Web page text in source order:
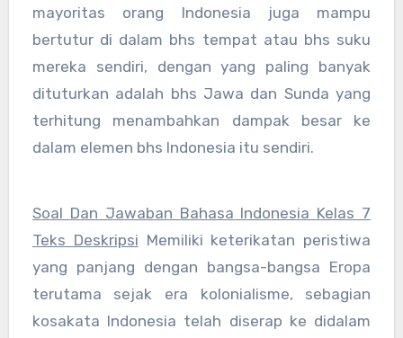
mayoritas orang Indonesia juga mampu
bertutur di dalam bhs tempat atau bhs suku
mereka sendiri, dengan yang paling banyak
dituturkan adalah bhs Jawa dan Sunda yang
terhitung menambahkan dampak besar ke
dalam elemen bhs Indonesia itu sendiri.
Soal Dan Jawaban Bahasa Indonesia Kelas 7
Teks Deskripsi Memiliki keterikatan peristiwa
yang panjang dengan bangsa-bangsa Eropa
terutama sejak era kolonialisme, sebagian
kosakata Indonesia telah diserap ke didalam